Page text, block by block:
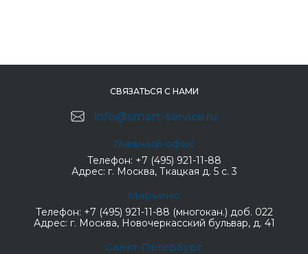
СВЯЗАТЬСЯ С НАМИ
info@smart-service.ru
Главный офис
Телефон: +7 (495) 921-11-88
Адрес: г. Москва, Ткацкая д. 5 с. 3
Марьино
Телефон: +7 (495) 921-11-88 (многокан.) доб. 022
Адрес: г. Москва, Новочеркасский бульвар, д. 41
Санкт-Петербург